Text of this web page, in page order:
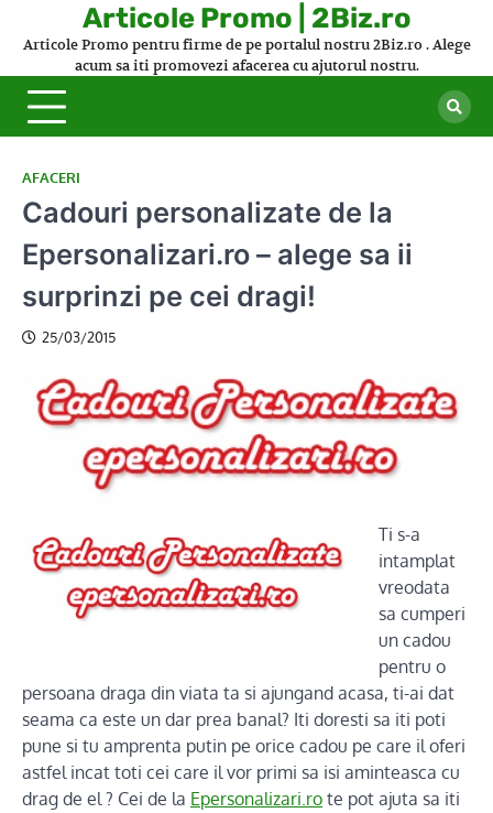
Articole Promo | 2Biz.ro
Articole Promo pentru firme de pe portalul nostru 2Biz.ro . Alege
acum sa iti promovezi afacerea cu ajutorul nostru.
AFACERI
Cadouri personalizate de la
Epersonalizari.ro – alege sa ii
surprinzi pe cei dragi!
25/03/2015
Ti s-a
intamplat
vreodata
sa cumperi
un cadou
pentru o
persoana draga din viata ta si ajungand acasa, ti-ai dat
seama ca este un dar prea banal? Iti doresti sa iti poti
pune si tu amprenta putin pe orice cadou pe care il oferi
astfel incat toti cei care il vor primi sa isi aminteasca cu
drag de el ? Cei de la Epersonalizari.ro te pot ajuta sa iti